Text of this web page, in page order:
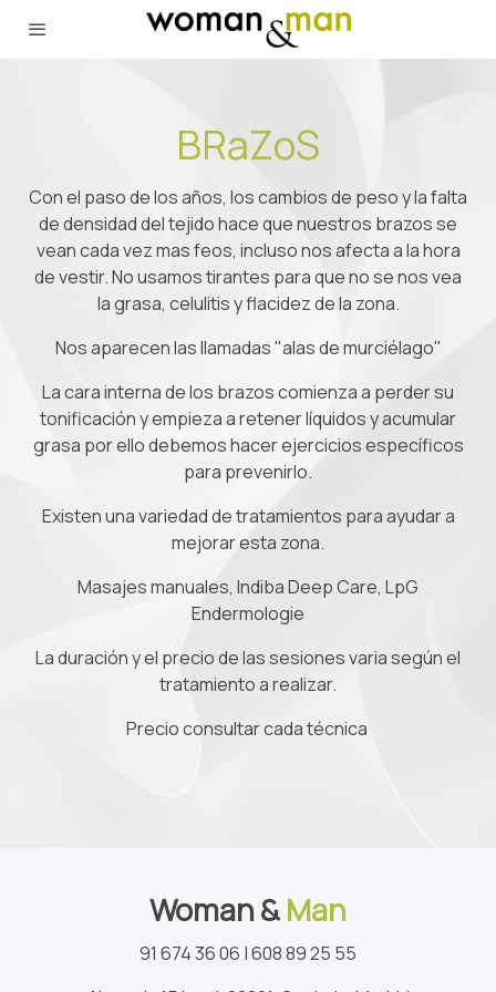
BRaZoS
Con el paso de los años, los cambios de peso y la falta
de densidad del tejido hace que nuestros brazos se
vean cada vez mas feos, incluso nos afecta a la hora
de vestir. No usamos tirantes para que no se nos vea
la grasa, celulitis y flacidez de la zona.
Nos aparecen las llamadas "alas de murciélago"
La cara interna de los brazos comienza a perder su
tonificación y empieza a retener líquidos y acumular
grasa por ello debemos hacer ejercicios específicos
para prevenirlo.
Existen una variedad de tratamientos para ayudar a
mejorar esta zona.
Masajes manuales, Indiba Deep Care, LpG
Endermologie
La duración y el precio de las sesiones varia según el
tratamiento a realizar.
Precio consultar cada técnica
Woman &Man
91 674 36 06 | 608 89 25 55